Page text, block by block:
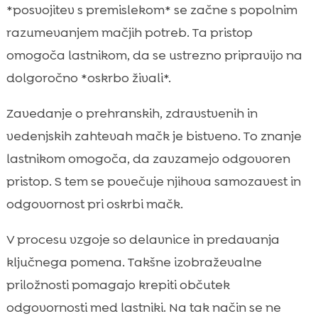
*posvojitev s premislekom* se začne s popolnim
razumevanjem mačjih potreb. Ta pristop
omogoča lastnikom, da se ustrezno pripravijo na
dolgoročno *oskrbo živali*.
Zavedanje o prehranskih, zdravstvenih in
vedenjskih zahtevah mačk je bistveno. To znanje
lastnikom omogoča, da zavzamejo odgovoren
pristop. S tem se povečuje njihova samozavest in
odgovornost pri oskrbi mačk.
V procesu vzgoje so delavnice in predavanja
ključnega pomena. Takšne izobraževalne
priložnosti pomagajo krepiti občutek
odgovornosti med lastniki. Na tak način se ne